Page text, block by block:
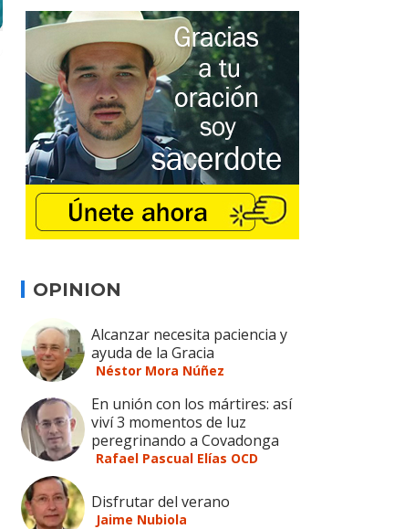
OPINION
Alcanzar necesita paciencia y
ayuda de la Gracia
Néstor Mora Núñez
En unión con los mártires: así
viví 3 momentos de luz
peregrinando a Covadonga
Rafael Pascual Elías OCD
Disfrutar del verano
Jaime Nubiola